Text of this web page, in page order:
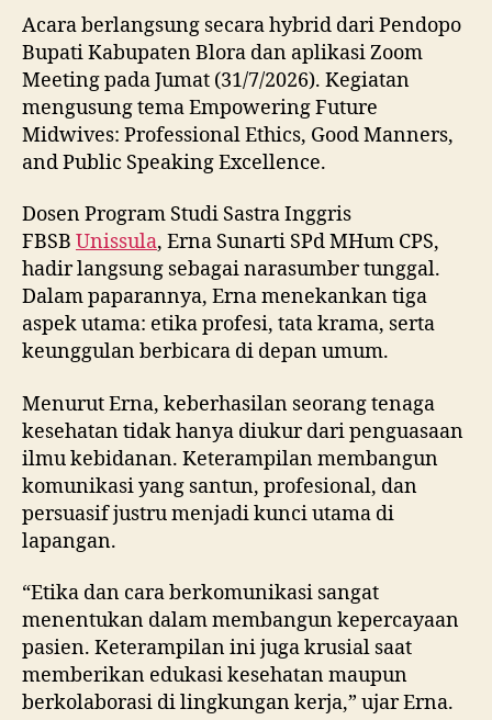
Acara berlangsung secara hybrid dari Pendopo
Bupati Kabupaten Blora dan aplikasi Zoom
Meeting pada Jumat (31/7/2026). Kegiatan
mengusung tema Empowering Future
Midwives: Professional Ethics, Good Manners,
and Public Speaking Excellence.
Dosen Program Studi Sastra Inggris
FBSB Unissula, Erna Sunarti SPd MHum CPS,
hadir langsung sebagai narasumber tunggal.
Dalam paparannya, Erna menekankan tiga
aspek utama: etika profesi, tata krama, serta
keunggulan berbicara di depan umum.
Menurut Erna, keberhasilan seorang tenaga
kesehatan tidak hanya diukur dari penguasaan
ilmu kebidanan. Keterampilan membangun
komunikasi yang santun, profesional, dan
persuasif justru menjadi kunci utama di
lapangan.
“Etika dan cara berkomunikasi sangat
menentukan dalam membangun kepercayaan
pasien. Keterampilan ini juga krusial saat
memberikan edukasi kesehatan maupun
berkolaborasi di lingkungan kerja,” ujar Erna.